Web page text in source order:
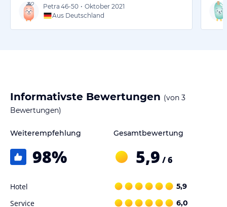
Petra 46-50 • Oktober 2021
Aus Deutschland
Informativste Bewertungen (von 3
Bewertungen)
Weiterempfehlung
98%
Gesamtbewertung
5,9 / 6
Hotel 5,9
Service 6,0